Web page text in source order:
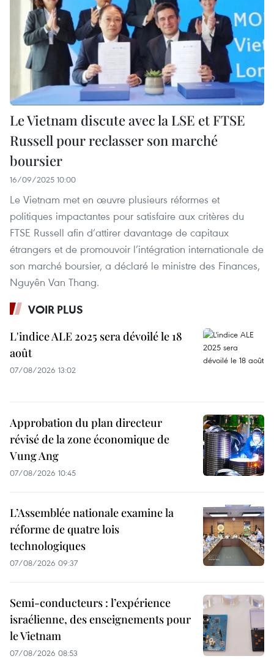
Le Vietnam discute avec la LSE et FTSE
Russell pour reclasser son marché
boursier
16/09/2025 10:00
Le Vietnam met en œuvre plusieurs réformes et
politiques impactantes pour satisfaire aux critères du
FTSE Russell afin d’attirer davantage de capitaux
étrangers et de promouvoir l’intégration internationale de
son marché boursier, a déclaré le ministre des Finances,
Nguyên Van Thang.
VOIR PLUS
L'indice ALE 2025 sera dévoilé le 18
août
07/08/2026 13:02
Approbation du plan directeur
révisé de la zone économique de
Vung Ang
07/08/2026 10:45
L’Assemblée nationale examine la
réforme de quatre lois
technologiques
07/08/2026 09:37
Semi-conducteurs : l’expérience
israélienne, des enseignements pour
le Vietnam
07/08/2026 08:53